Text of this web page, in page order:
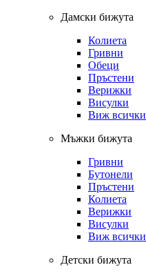
Дамски бижута
Колиета
Гривни
Обеци
Пръстени
Верижки
Висулки
Виж всички
Мъжки бижута
Гривни
Бутонели
Пръстени
Колиета
Верижки
Висулки
Виж всички
Детски бижута